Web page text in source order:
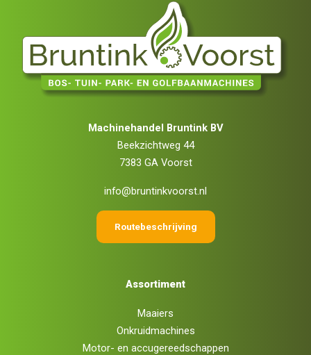
Machinehandel Bruntink BV
Beekzichtweg 44
7383 GA Voorst
info@bruntinkvoorst.nl
Routebeschrijving
Assortiment
Maaiers
Onkruidmachines
Motor- en accugereedschappen